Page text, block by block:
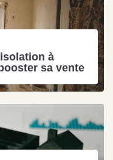
à
sa vente